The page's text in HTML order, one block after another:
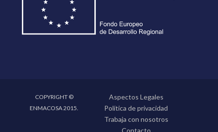
COPYRIGHT ©
ENMACOSA 2015.
Aspectos Legales
Política de privacidad
Trabaja con nosotros
Contacto